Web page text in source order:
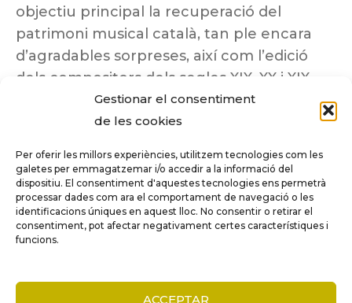
Gestionar el consentiment
de les cookies
Per oferir les millors experiències, utilitzem tecnologies com les
galetes per emmagatzemar i/o accedir a la informació del
dispositiu. El consentiment d'aquestes tecnologies ens permetrà
processar dades com ara el comportament de navegació o les
identificacions úniques en aquest lloc. No consentir o retirar el
consentiment, pot afectar negativament certes característiques i
funcions.
ACCEPTAR
objectiu principal la recuperació del
patrimoni musical català, tan ple encara
d’agradables sorpreses, així com l’edició
dels compositors dels segles XIX, XX i XIX
insuficientment coneguts.
Tots els drets reservats a ©Columna
Música.
COMPARE (0)